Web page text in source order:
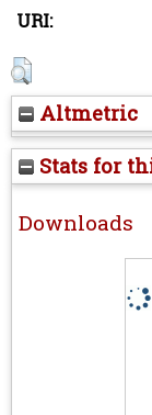
URI:
Altmetric
Stats for
Downloads